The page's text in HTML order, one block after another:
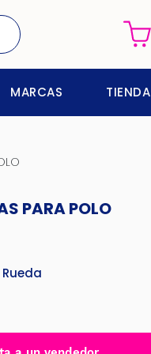
MARCAS TIENDA
PARA POLO